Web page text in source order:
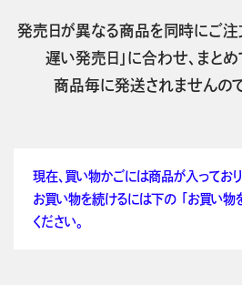
発売日が異なる商品を同時にご注
遅い発売日」に合わせ、まとめ
商品毎に発送されませんの
現在、買い物かごには商品が入っており
お買い物を続けるには下の 「お買い物
ください。